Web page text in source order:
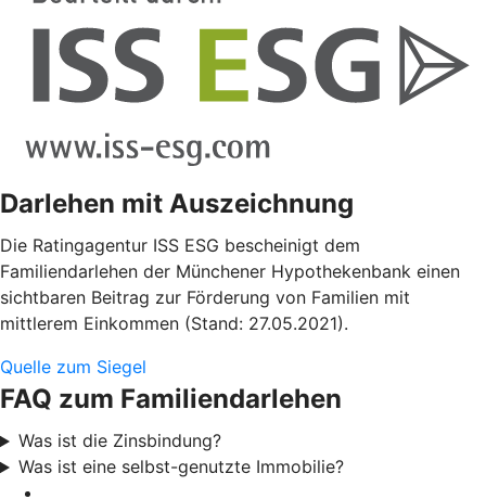
Darlehen mit Auszeichnung
Die Ratingagentur ISS ESG bescheinigt dem
Familiendarlehen der Münchener Hypothekenbank einen
sichtbaren Beitrag zur Förderung von Familien mit
mittlerem Einkommen (Stand: 27.05.2021).
Quelle zum Siegel
FAQ zum Familiendarlehen
Was ist die Zinsbindung?
Was ist eine selbst-genutzte Immobilie?